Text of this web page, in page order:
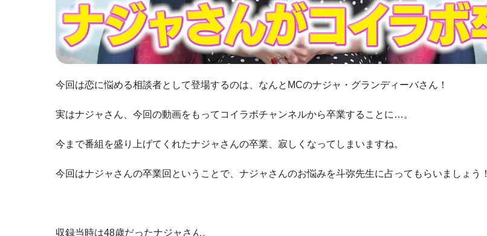
今回は恋に悩める相談者として登場するのは、なんとMCのナジャ・グランディーバさん！
実はナジャさん、今回の動画をもってコイラボチャンネルから卒業することに…。
今まで番組を盛り上げてくれたナジャさんの卒業、寂しくなってしまいますね。
今回はナジャさんの卒業回ということで、ナジャさんのお悩みを斗弥先生に占ってもらいましょう！
収録当時は48歳だったナジャさん。